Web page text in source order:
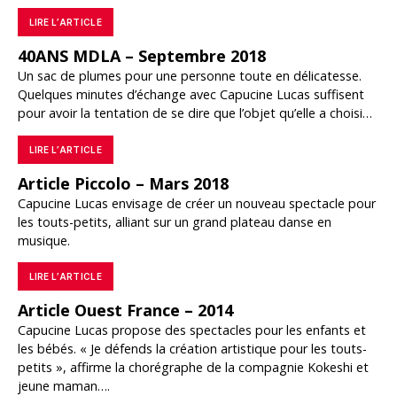
LIRE L’ARTICLE
40ANS MDLA – Septembre 2018
Un sac de plumes pour une personne toute en délicatesse.
Quelques minutes d’échange avec Capucine Lucas suffisent
pour avoir la tentation de se dire que l’objet qu’elle a choisi…
LIRE L’ARTICLE
Article Piccolo – Mars 2018
Capucine Lucas envisage de créer un nouveau spectacle pour
les touts-petits, alliant sur un grand plateau danse en
musique.
LIRE L’ARTICLE
Article Ouest France – 2014
Capucine Lucas propose des spectacles pour les enfants et
les bébés. « Je défends la création artistique pour les touts-
petits », affirme la chorégraphe de la compagnie Kokeshi et
jeune maman….